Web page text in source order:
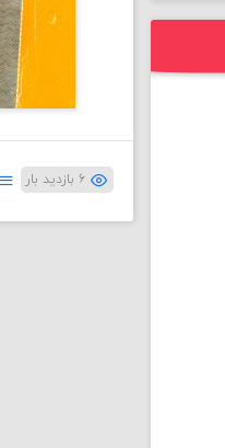
۶ بازدید بار